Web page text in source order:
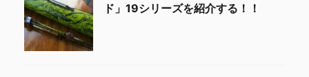
ド」19シリーズを紹介する！！